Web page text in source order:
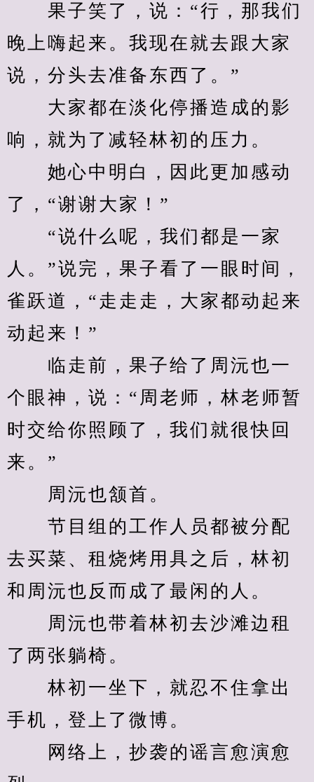
果子笑了，说：“行，那我们
晚上嗨起来。我现在就去跟大家
说，分头去准备东西了。”
大家都在淡化停播造成的影
响，就为了减轻林初的压力。
她心中明白，因此更加感动
了，“谢谢大家！”
“说什么呢，我们都是一家
人。”说完，果子看了一眼时间，
雀跃道，“走走走，大家都动起来
动起来！”
临走前，果子给了周沅也一
个眼神，说：“周老师，林老师暂
时交给你照顾了，我们就很快回
来。”
周沅也颔首。
节目组的工作人员都被分配
去买菜、租烧烤用具之后，林初
和周沅也反而成了最闲的人。
周沅也带着林初去沙滩边租
了两张躺椅。
林初一坐下，就忍不住拿出
手机，登上了微博。
网络上，抄袭的谣言愈演愈